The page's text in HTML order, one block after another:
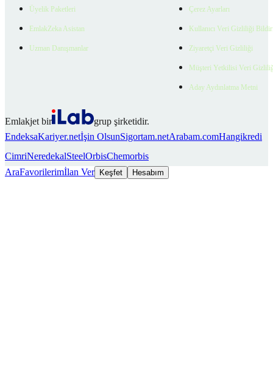
Üyelik Paketleri
EmlakZeka Asistan
Uzman Danışmanlar
Çerez Ayarları
Kullanıcı Veri Gizliliği
Ziyaretçi Veri Gizliliği
Müşteri Yetkilisi Veri
Aday Aydınlatma Metni
Emlakjet bir
grup şirketidir.
EndeksaKariyer.netİşin OlsunSigortam.netArabam.comHangikredi
CimriNeredekalSteelOrbisChemorbis
AraFavorilerimİlan Ver Keşfet Hesabım